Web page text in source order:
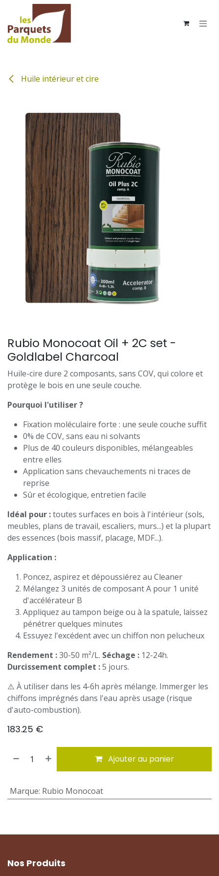
Se rendre au contenu
Huile intérieur et cire
Rubio Monocoat Oil + 2C set -
Goldlabel Charcoal
Huile-cire dure 2 composants, sans COV, qui colore et
protège le bois en une seule couche.
Pourquoi l'utiliser ?
Fixation moléculaire forte : une seule couche suffit
0% de COV, sans eau ni solvants
Plus de 40 couleurs disponibles, mélangeables
entre elles
Application sans chevauchements ni traces de
reprise
Sûr et écologique, entretien facile
Idéal pour :toutes surfaces en bois à l'intérieur (sols,
meubles, plans de travail, escaliers, murs...) et la plupart
des essences (bois massif, placage, MDF...).
Application :
Poncez, aspirez et dépoussiérez au Cleaner
Mélangez 3 unités de composant A pour 1 unité
d'accélérateur B
Appliquez au tampon beige ou à la spatule, laissez
pénétrer quelques minutes
Essuyez l'excédent avec un chiffon non pelucheux
Rendement :30-50 m²/L. Séchage : 12-24h.
Durcissement complet :5 jours.
⚠️ À utiliser dans les 4-6h après mélange. Immerger les
chiffons imprégnés dans l'eau après usage (risque
d'auto-combustion).
183.25 €
Ajouter au panier
Marque: Rubio Monocoat
Nos Produits